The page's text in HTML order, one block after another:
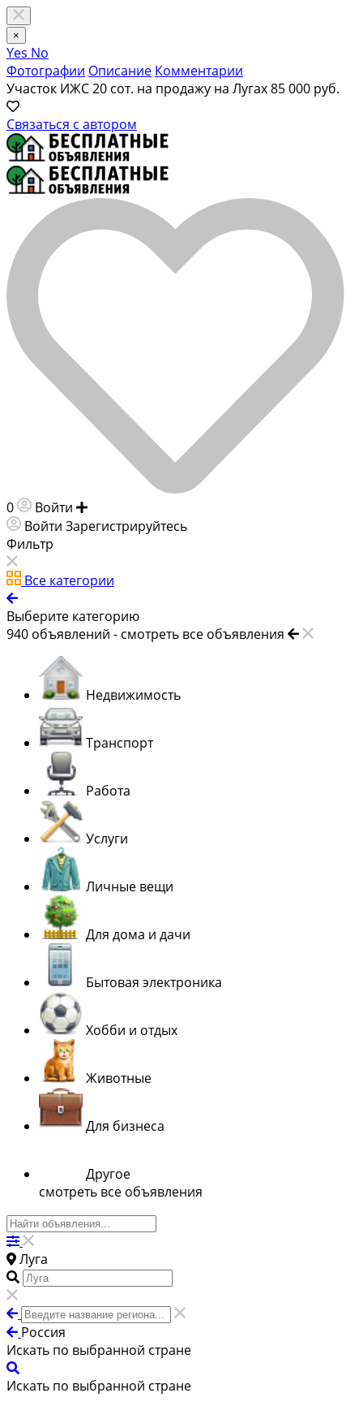
×
Yes No
Фотографии Описание Комментарии
Участок ИЖС 20 сот. на продажу на Лугах85 000 руб.
Связаться с автором
0 Войти
Войти Зарегистрируйтесь
Фильтр
Все категории
Выберите категорию
940 объявлений - смотреть все объявления
Недвижимость
Транспорт
Работа
Услуги
Личные вещи
Для дома и дачи
Бытовая электроника
Хобби и отдых
Животные
Для бизнеса
Другое
смотреть все объявления
Луга
Россия
Искать по выбранной стране
Искать по выбранной стране